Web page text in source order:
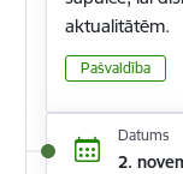
aktualitātēm.
Pašvaldība
Datums
2.